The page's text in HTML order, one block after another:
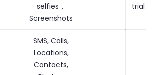
selfies，
Screenshots
trial
SMS, Calls,
Locations,
Contacts,